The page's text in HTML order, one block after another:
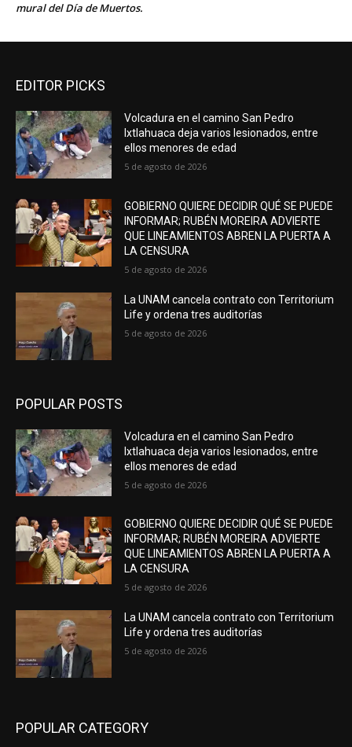
mural del Día de Muertos.
EDITOR PICKS
Volcadura en el camino San Pedro
Ixtlahuaca deja varios lesionados, entre
ellos menores de edad
5 de agosto de 2026
GOBIERNO QUIERE DECIDIR QUÉ SE PUEDE
INFORMAR; RUBÉN MOREIRA ADVIERTE
QUE LINEAMIENTOS ABREN LA PUERTA A
LA CENSURA
5 de agosto de 2026
La UNAM cancela contrato con Territorium
Life y ordena tres auditorías
5 de agosto de 2026
POPULAR POSTS
Volcadura en el camino San Pedro
Ixtlahuaca deja varios lesionados, entre
ellos menores de edad
5 de agosto de 2026
GOBIERNO QUIERE DECIDIR QUÉ SE PUEDE
INFORMAR; RUBÉN MOREIRA ADVIERTE
QUE LINEAMIENTOS ABREN LA PUERTA A
LA CENSURA
5 de agosto de 2026
La UNAM cancela contrato con Territorium
Life y ordena tres auditorías
5 de agosto de 2026
POPULAR CATEGORY